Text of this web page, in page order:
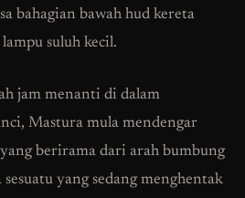
bahagian bawah hud kereta
suluh kecil.
jam menanti di dalam
Mastura mula mendengar
berirama dari arah bumbung
sesuatu yang sedang menghentak